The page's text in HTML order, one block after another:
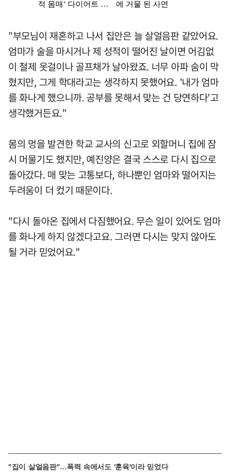
"부모님이 재혼하고 나서 집안은 늘 살얼음판 같았어요.
엄마가 술을 마시거나 제 성적이 떨어진 날이면 어김없
이 철제 옷걸이나 골프채가 날아왔죠. 너무 아파 숨이 막
혔지만, 그게 학대라고는 생각하지 못했어요. '내가 엄마
를 화나게 했으니까. 공부를 못해서 맞는 건 당연하다'고
생각했거든요."
몸의 멍을 발견한 학교 교사의 신고로 외할머니 집에 잠
시 머물기도 했지만, 예진양은 결국 스스로 다시 집으로
돌아갔다. 매 맞는 고통보다, 하나뿐인 엄마와 떨어지는
두려움이 더 컸기 때문이다.
"다시 돌아온 집에서 다짐했어요. 무슨 일이 있어도 엄마
를 화나게 하지 않겠다고요. 그러면 다시는 맞지 않아도
될 거라 믿었어요."
"집이 살얼음판"…폭력 속에서도 '훈육'이라 믿었다